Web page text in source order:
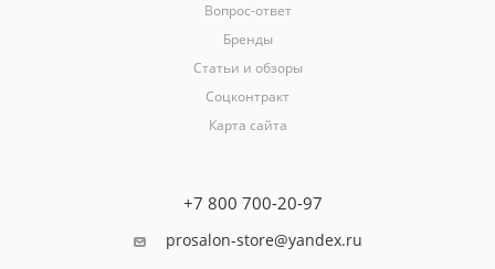
Вопрос-ответ
Бренды
Статьи и обзоры
Соцконтракт
Карта сайта
+7 800 700-20-97
prosalon-store@yandex.ru